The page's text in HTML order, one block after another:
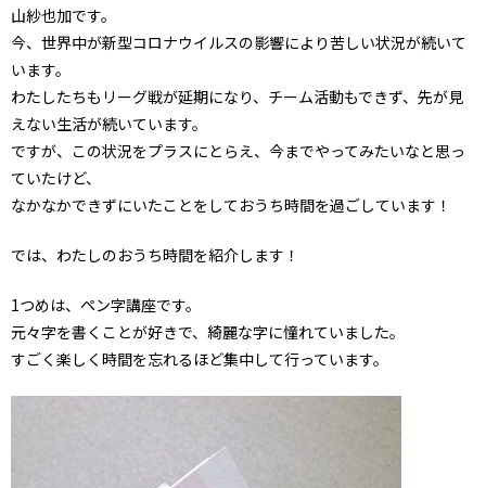
山紗也加です。
今、世界中が新型コロナウイルスの影響により苦しい状況が続いて
います。
わたしたちもリーグ戦が延期になり、チーム活動もできず、先が見
えない生活が続いています。
ですが、この状況をプラスにとらえ、今までやってみたいなと思っ
ていたけど、
なかなかできずにいたことをしておうち時間を過ごしています！
では、わたしのおうち時間を紹介します！
1つめは、ペン字講座です。
元々字を書くことが好きで、綺麗な字に憧れていました。
すごく楽しく時間を忘れるほど集中して行っています。